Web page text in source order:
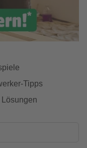
Tipps